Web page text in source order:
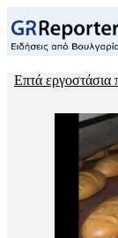
Επτά εργοστάσια